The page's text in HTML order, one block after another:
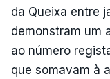
da Queixa entre
demonstram um
ao número
que somavam à